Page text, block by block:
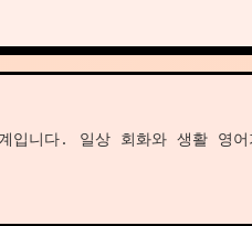
입니다. 일상 회화와 생활 영어